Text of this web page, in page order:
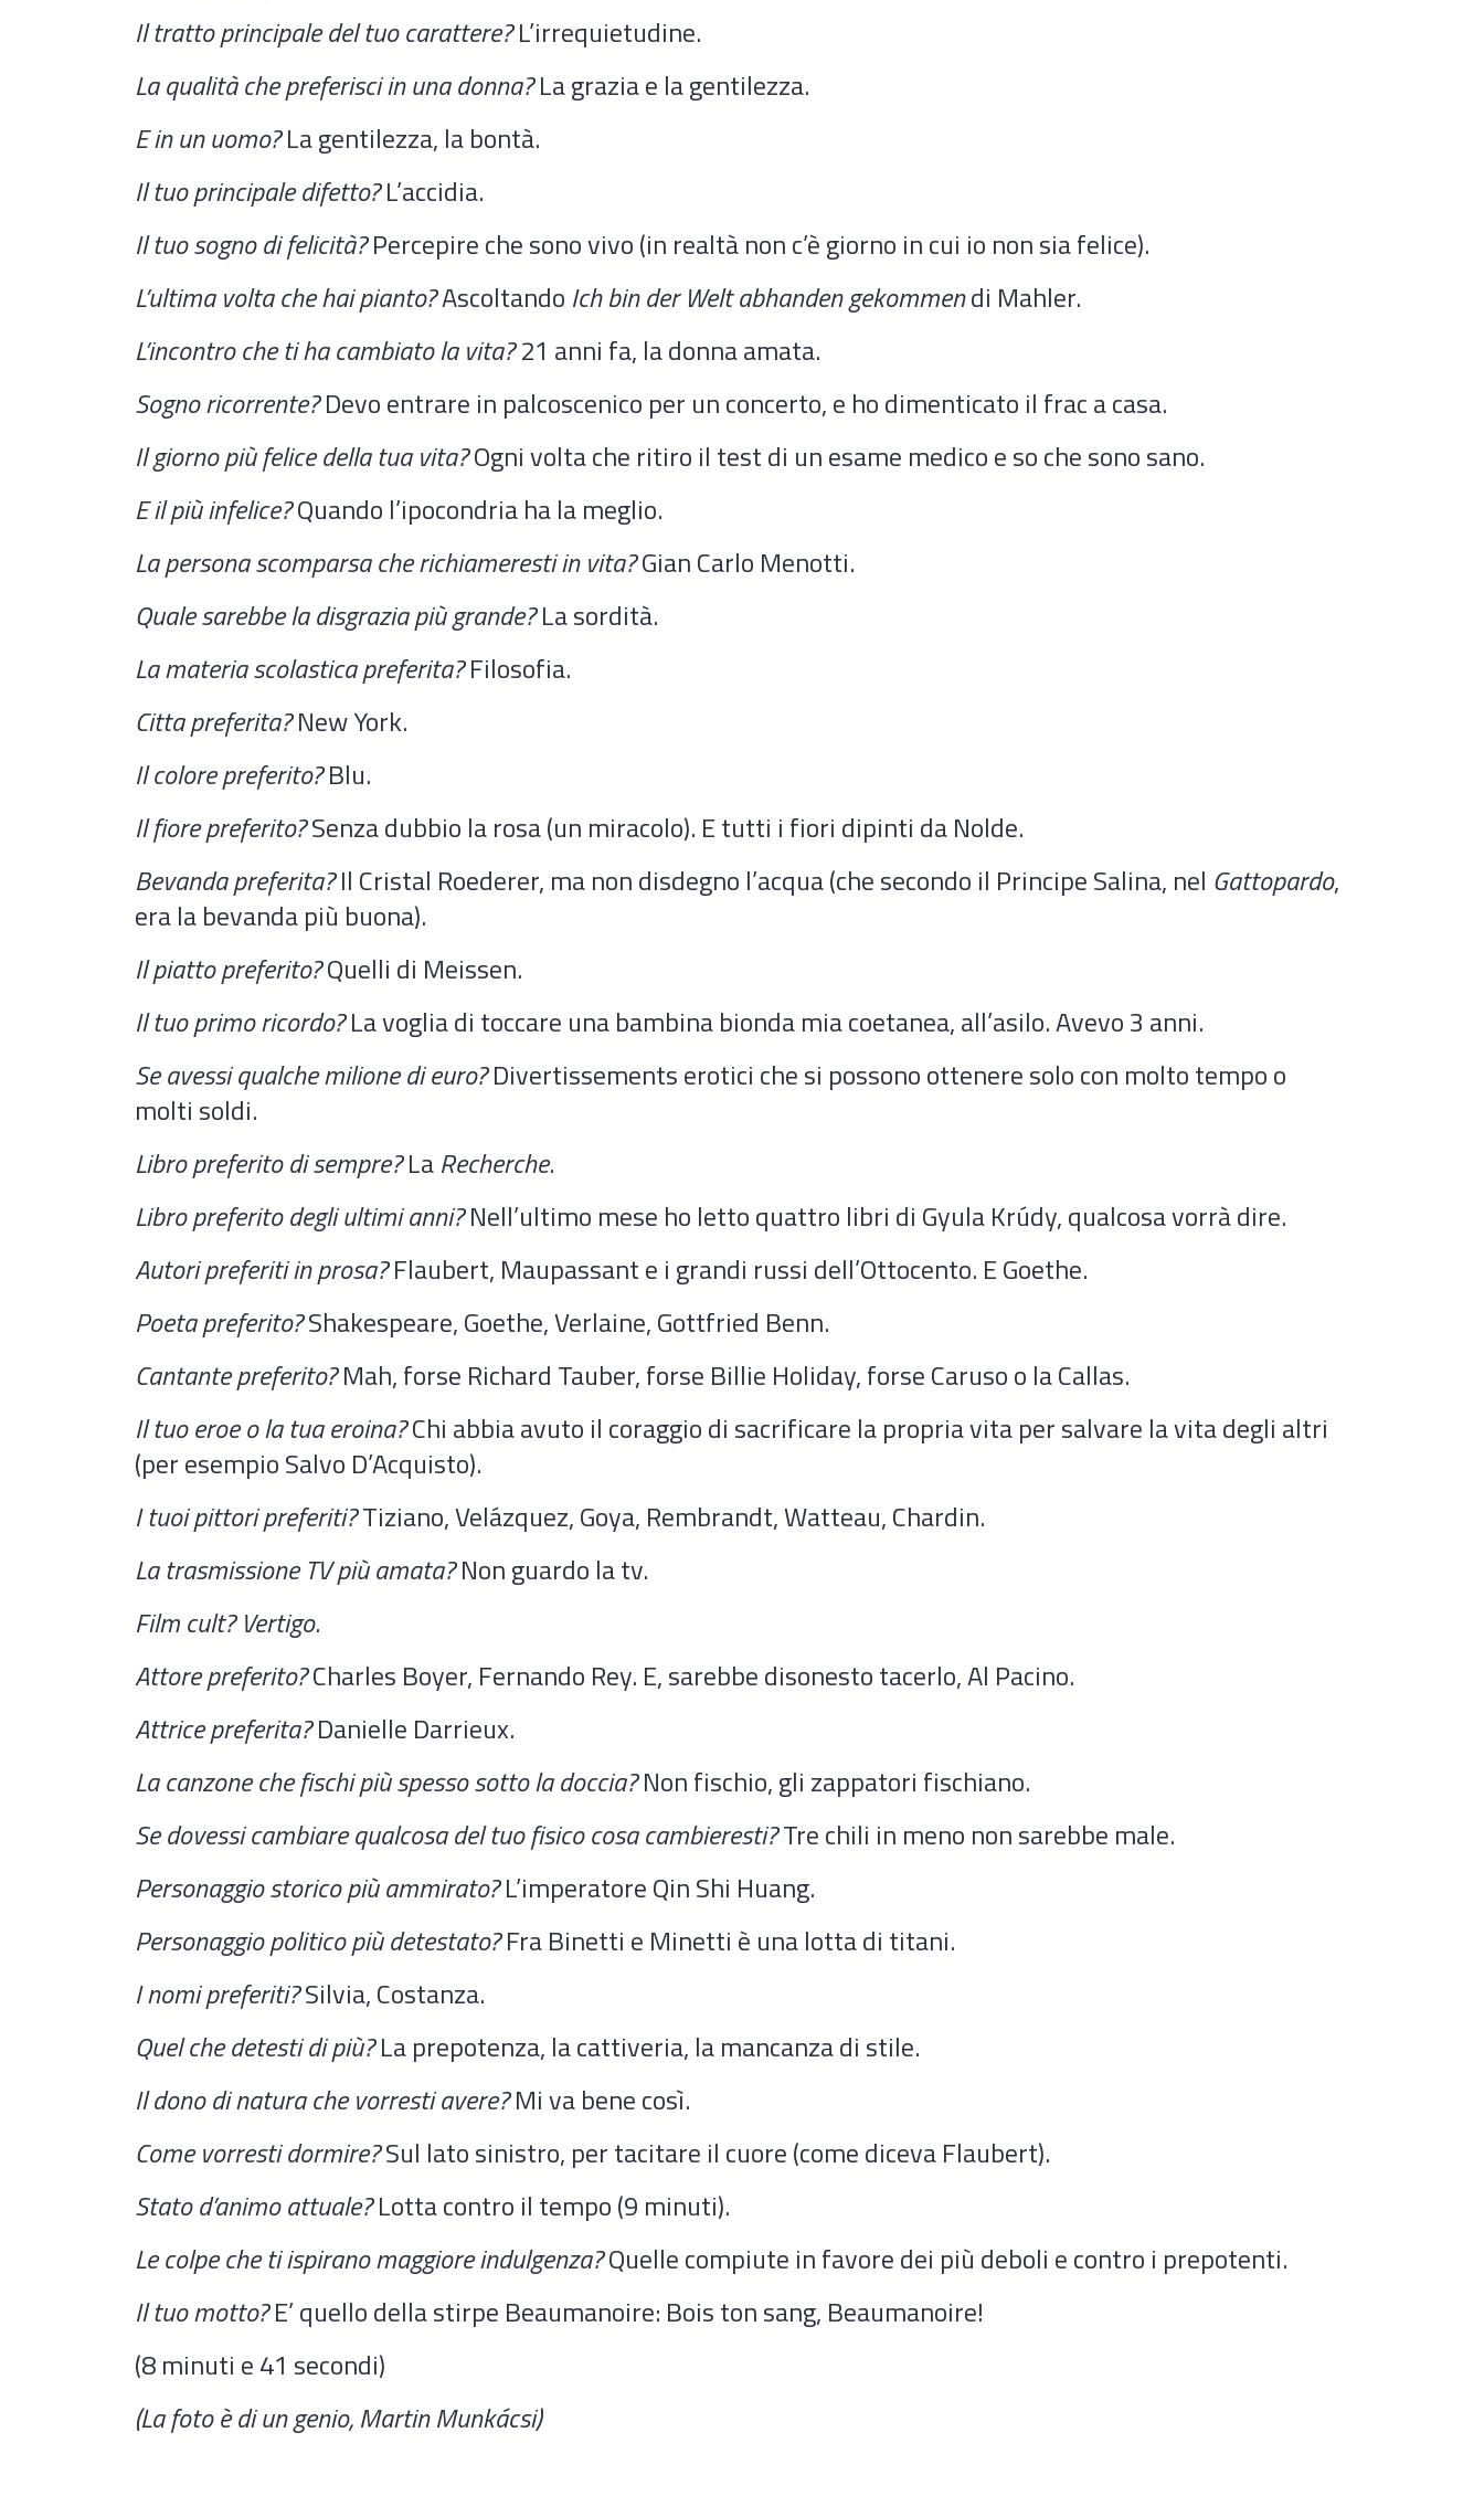
Il tratto principale del tuo carattere?L’irrequietudine.
La qualità che preferisci in una donna?La grazia e la gentilezza.
E in un uomo?La gentilezza, la bontà.
Il tuo principale difetto?L’accidia.
Il tuo sogno di felicità?Percepire che sono vivo (in realtà non c’è giorno in cui io non sia felice).
L’ultima volta che hai pianto?Ascoltando Ich bin der Welt abhanden gekommendi Mahler.
L’incontro che ti ha cambiato la vita?21 anni fa, la donna amata.
Sogno ricorrente?Devo entrare in palcoscenico per un concerto, e ho dimenticato il frac a casa.
Il giorno più felice della tua vita?Ogni volta che ritiro il test di un esame medico e so che sono sano.
E il più infelice?Quando l’ipocondria ha la meglio.
La persona scomparsa che richiameresti in vita?Gian Carlo Menotti.
Quale sarebbe la disgrazia più grande?La sordità.
La materia scolastica preferita?Filosofia.
Citta preferita?New York.
Il colore preferito?Blu.
Il fiore preferito?Senza dubbio la rosa (un miracolo). E tutti i fiori dipinti da Nolde.
Bevanda preferita?Il Cristal Roederer, ma non disdegno l’acqua (che secondo il Principe Salina, nel Gattopardo,
era la bevanda più buona).
Il piatto preferito?Quelli di Meissen.
Il tuo primo ricordo?La voglia di toccare una bambina bionda mia coetanea, all’asilo. Avevo 3 anni.
Se avessi qualche milione di euro?Divertissements erotici che si possono ottenere solo con molto tempo o
molti soldi.
Libro preferito di sempre?LaRecherche.
Libro preferito degli ultimi anni?Nell’ultimo mese ho letto quattro libri di Gyula Krúdy, qualcosa vorrà dire.
Autori preferiti in prosa?Flaubert, Maupassant e i grandi russi dell’Ottocento. E Goethe.
Poeta preferito?Shakespeare, Goethe, Verlaine, Gottfried Benn.
Cantante preferito?Mah, forse Richard Tauber, forse Billie Holiday, forse Caruso o la Callas.
Il tuo eroe o la tua eroina?Chi abbia avuto il coraggio di sacrificare la propria vita per salvare la vita degli altri
(per esempio Salvo D’Acquisto).
I tuoi pittori preferiti?Tiziano, Velázquez, Goya, Rembrandt, Watteau, Chardin.
La trasmissione TV più amata?Non guardo la tv.
Film cult? Vertigo.
Attore preferito?Charles Boyer, Fernando Rey. E, sarebbe disonesto tacerlo, Al Pacino.
Attrice preferita?Danielle Darrieux.
La canzone che fischi più spesso sotto la doccia?Non fischio, gli zappatori fischiano.
Se dovessi cambiare qualcosa del tuo fisico cosa cambieresti?Tre chili in meno non sarebbe male.
Personaggio storico più ammirato?L’imperatore Qin Shi Huang.
Personaggio politico più detestato?Fra Binetti e Minetti è una lotta di titani.
I nomi preferiti?Silvia, Costanza.
Quel che detesti di più?La prepotenza, la cattiveria, la mancanza di stile.
Il dono di natura che vorresti avere?Mi va bene così.
Come vorresti dormire?Sul lato sinistro, per tacitare il cuore (come diceva Flaubert).
Stato d’animo attuale?Lotta contro il tempo (9 minuti).
Le colpe che ti ispirano maggiore indulgenza?Quelle compiute in favore dei più deboli e contro i prepotenti.
Il tuo motto?E’ quello della stirpe Beaumanoire: Bois ton sang, Beaumanoire!
(8 minuti e 41 secondi)
(La foto è di un genio, Martin Munkácsi)